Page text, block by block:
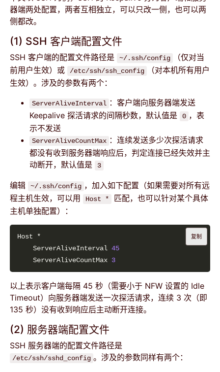
器端两处配置，两者互相独立，可以只改一侧，也可以两
侧都改。
(1) SSH 客户端配置文件
SSH 客户端的配置文件路径是 ~/.ssh/config
（仅对当
前用户生效）或
/etc/ssh/ssh_config
（对本机所有用户
生效）。涉及的参数有两个：
ServerAliveInterval ：客户端向服务器端发送
Keepalive 探活请求的间隔秒数，默认值是
0 ，表
示不发送
ServerAliveCountMax ：连续发送多少次探活请求
都没有收到服务器端响应后，判定连接已经失效并主
动断开，默认值是
3
编辑 ~/.ssh/config ，加入如下配置（如果需要对所有远
程主机生效，可以用
Host *
匹配，也可以针对某个具体
主机单独配置）：
    ServerAliveInterval
45
    ServerAliveCountMax
3
复制
以上表示客户端每隔 45 秒（需要小于 NFW 设置的 Idle
Timeout）向服务器端发送一次探活请求，连续 3 次（即
135 秒）没有收到响应后主动断开连接。
(2) 服务器端配置文件
SSH 服务器端的配置文件路径是
/etc/ssh/sshd_config 。涉及的参数同样有两个：